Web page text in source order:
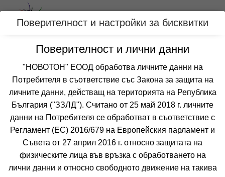
Вход
Категории
Оферти със спа център за БАЛЧИК,
БЪЛГАРИЯ
Още курорти Филтри
 Сортирай по:
Поверителност и настройки за бисквитки
Поверителност и лични данни
"НОВОТОН" ЕООД обработва личните данни на
Потребителя в съответствие със Закона за защита на
личните данни, действащ на територията на Република
България ("ЗЗЛД"). Считано от 25 май 2018 г. личните
данни на Потребителя се обработват в съответствие с
Регламент (ЕС) 2016/679 на Европейския парламент и
Съвета от 27 април 2016 г. относно защитата на
физическите лица във връзка с обработването на
лични данни и относно свободното движение на такива